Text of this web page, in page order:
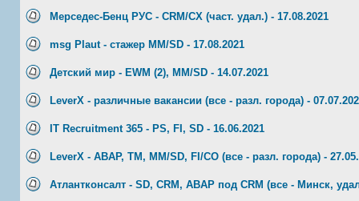
Мерседес-Бенц РУС - CRM/CX (част. удал.) - 17.08.2021
msg Plaut - стажер MM/SD - 17.08.2021
Детский мир - EWM (2), MM/SD - 14.07.2021
LeverX - различные вакансии (все - разл. города) -
IT Recruitment 365 - PS, FI, SD - 16.06.2021
LeverX - ABAP, TM, MM/SD, FI/CO (все - разл. города) -
Атлантконсалт - SD, CRM, ABAP под CRM (все - Минск,